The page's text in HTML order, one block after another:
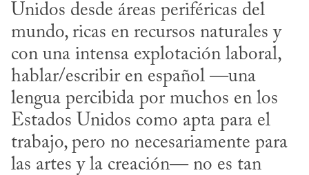
Unidos desde áreas periféricas del
mundo, ricas en recursos naturales y
con una intensa explotación laboral,
hablar/escribir en español —una
lengua percibida por muchos en los
Estados Unidos como apta para el
trabajo, pero no necesariamente para
las artes y la creación— no es tan